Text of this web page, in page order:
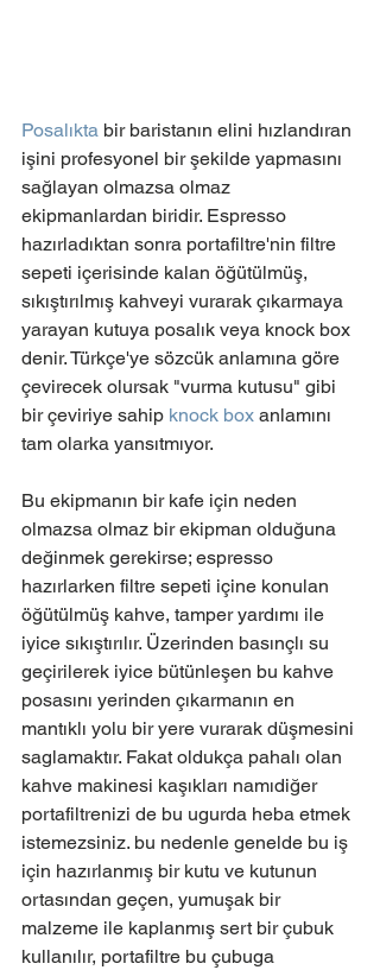
Posalıkta bir baristanın elini hızlandıran
işini profesyonel bir şekilde yapmasını
sağlayan olmazsa olmaz
ekipmanlardan biridir. Espresso
hazırladıktan sonra portafiltre'nin filtre
sepeti içerisinde kalan öğütülmüş,
sıkıştırılmış kahveyi vurarak çıkarmaya
yarayan kutuya posalık veya knock box
denir. Türkçe'ye sözcük anlamına göre
çevirecek olursak "vurma kutusu" gibi
bir çeviriye sahip knock box anlamını
tam olarka yansıtmıyor.
Bu ekipmanın bir kafe için neden
olmazsa olmaz bir ekipman olduğuna
değinmek gerekirse; espresso
hazırlarken filtre sepeti içine konulan
öğütülmüş kahve, tamper yardımı ile
iyice sıkıştırılır. Üzerinden basınçlı su
geçirilerek iyice bütünleşen bu kahve
posasını yerinden çıkarmanın en
mantıklı yolu bir yere vurarak düşmesini
saglamaktır. Fakat oldukça pahalı olan
kahve makinesi kaşıkları namıdiğer
portafiltrenizi de bu ugurda heba etmek
istemezsiniz. bu nedenle genelde bu iş
için hazırlanmış bir kutu ve kutunun
ortasından geçen, yumuşak bir
malzeme ile kaplanmış sert bir çubuk
kullanılır, portafiltre bu çubuga